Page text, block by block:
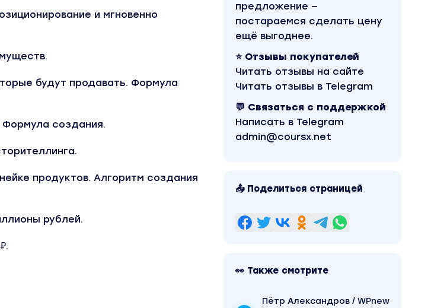
и мгновенно
будут продавать. Формула
создания.
продуктов. Алгоритм создания
рублей.
предложение —
постараемся сделать цену
ещё выгоднее.
⭐ Отзывы покупателей
Читать отзывы на сайте
Читать отзывы в Telegram
💬 Связаться с поддержкой
Написать в Telegram
admin@coursx.net
📤 Поделиться страницей
👀 Также смотрите
Пётр Александров / WPnew